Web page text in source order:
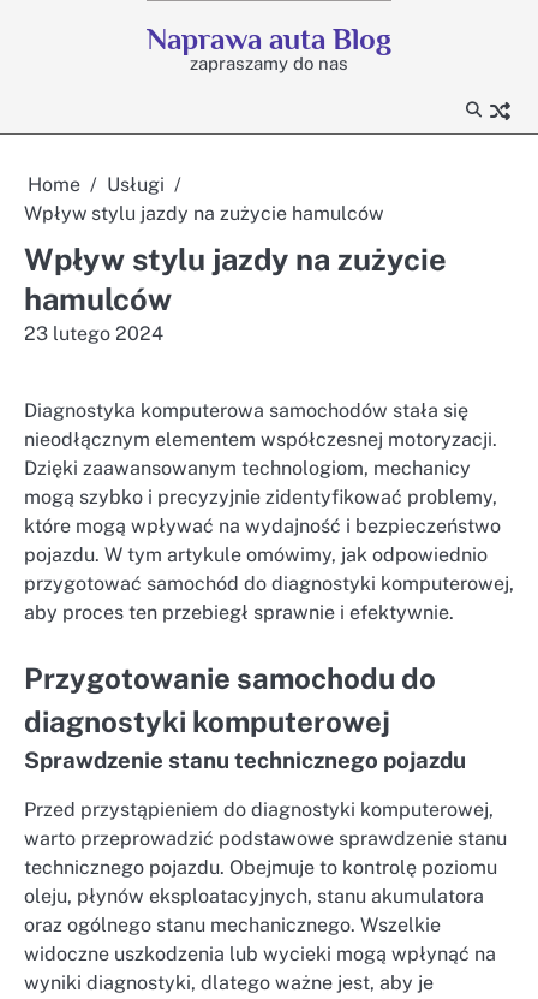
Naprawa auta Blog
zapraszamy do nas
Home
Usługi
Wpływ stylu jazdy na zużycie hamulców
Wpływ stylu jazdy na zużycie
hamulców
23 lutego 2024
Diagnostyka komputerowa samochodów stała się
nieodłącznym elementem współczesnej motoryzacji.
Dzięki zaawansowanym technologiom, mechanicy
mogą szybko i precyzyjnie zidentyfikować problemy,
które mogą wpływać na wydajność i bezpieczeństwo
pojazdu. W tym artykule omówimy, jak odpowiednio
przygotować samochód do diagnostyki komputerowej,
aby proces ten przebiegł sprawnie i efektywnie.
Przygotowanie samochodu do
diagnostyki komputerowej
Sprawdzenie stanu technicznego pojazdu
Przed przystąpieniem do diagnostyki komputerowej,
warto przeprowadzić podstawowe sprawdzenie stanu
technicznego pojazdu. Obejmuje to kontrolę poziomu
oleju, płynów eksploatacyjnych, stanu akumulatora
oraz ogólnego stanu mechanicznego. Wszelkie
widoczne uszkodzenia lub wycieki mogą wpłynąć na
wyniki diagnostyki, dlatego ważne jest, aby je